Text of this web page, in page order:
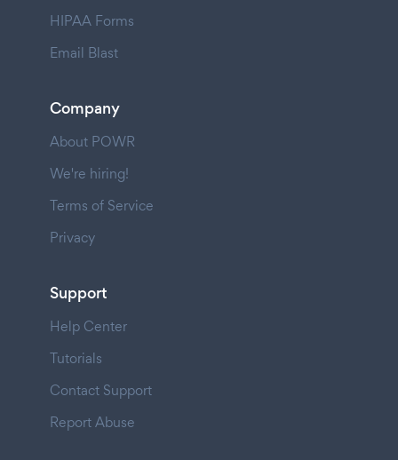
HIPAA Forms
Email Blast
Company
About POWR
We're hiring!
Terms of Service
Privacy
Support
Help Center
Tutorials
Contact Support
Report Abuse